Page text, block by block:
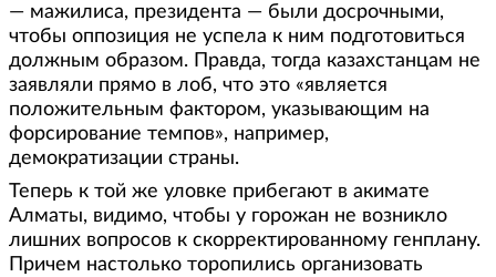
— мажилиса, президента — были досрочными,
чтобы оппозиция не успела к ним подготовиться
должным образом. Правда, тогда казахстанцам не
заявляли прямо в лоб, что это «является
положительным фактором, указывающим на
форсирование темпов», например,
демократизации страны.
Теперь к той же уловке прибегают в акимате
Алматы, видимо, чтобы у горожан не возникло
лишних вопросов к скорректированному генплану.
Причем настолько торопились организовать